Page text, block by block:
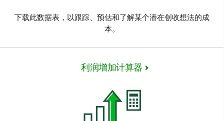
下载此数据表，以跟踪、预估和了解某个潜在创收想法的成
本。
利润增加计算器